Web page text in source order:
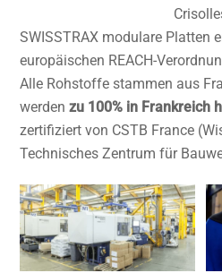
SWISSTRAX modulare Platten
europäischen REACH-
Alle Rohstoffe stammen aus
werdenzu 100% in Frankreich
zertifiziert von CSTB France
Technisches Zentrum für